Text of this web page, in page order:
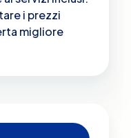
i prezzi
migliore